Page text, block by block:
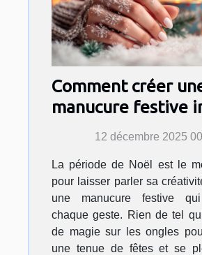
Comment créer
manucure festive
par l'esprit de
12 décembre 2025
La période de Noël est le
pour laisser parler sa
une manucure festive
chaque geste. Rien de tel
de magie sur les ongles
une tenue de fêtes et se